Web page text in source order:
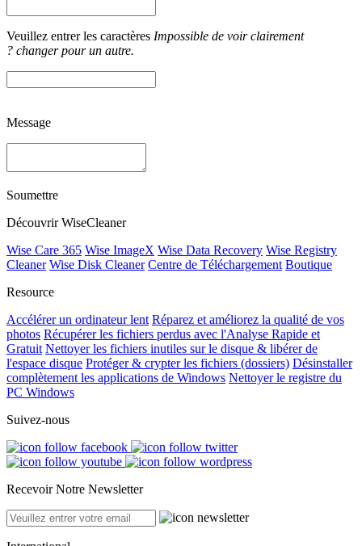
Veuillez entrer les caractères Impossible de voir clairement
? changer pour un autre.
Message
Soumettre
Découvrir WiseCleaner
Wise Care 365 Wise ImageX Wise Data Recovery Wise Registry
Cleaner Wise Disk Cleaner Centre de Téléchargement Boutique
Resource
Accélérer un ordinateur lent Réparez et améliorez la qualité de vos
photos Récupérer les fichiers perdus avec l'Analyse Rapide et
Gratuit Nettoyer les fichiers inutiles sur le disque & libérer de
l'espace disque Protéger & crypter les fichiers (dossiers) Désinstaller
complètement les applications de Windows Nettoyer le registre du
PC Windows
Suivez-nous
Recevoir Notre Newsletter